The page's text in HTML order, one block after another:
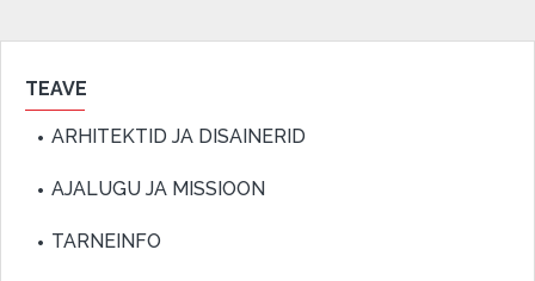
TEAVE
ARHITEKTID JA DISAINERID
AJALUGU JA MISSIOON
TARNEINFO